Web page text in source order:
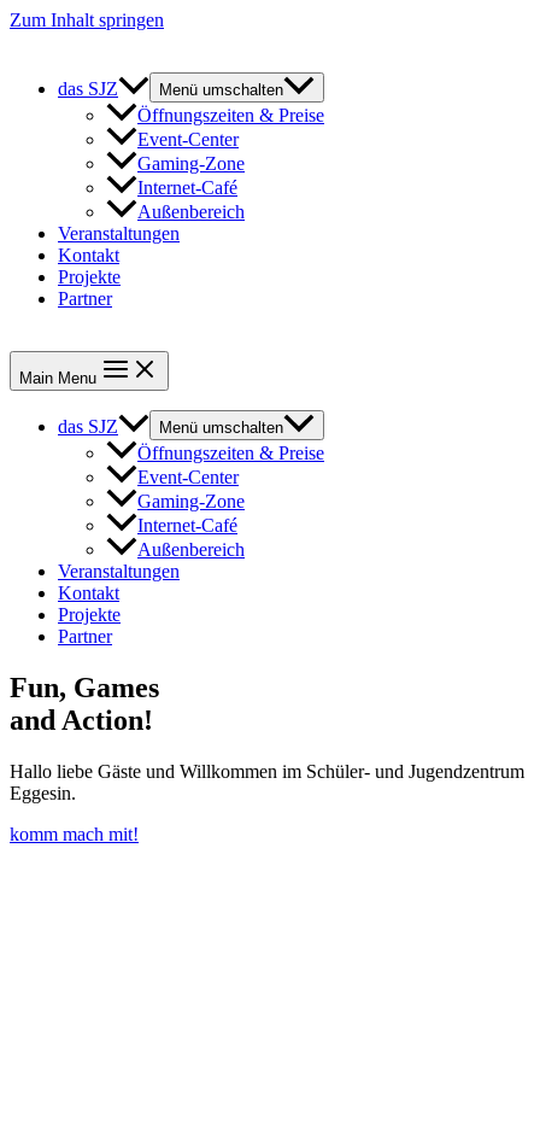
Zum Inhalt springen
das SJZ Menü umschalten
Öffnungszeiten & Preise
Event-Center
Gaming-Zone
Internet-Café
Außenbereich
Veranstaltungen
Kontakt
Projekte
Partner
Main Menu
das SJZ Menü umschalten
Öffnungszeiten & Preise
Event-Center
Gaming-Zone
Internet-Café
Außenbereich
Veranstaltungen
Kontakt
Projekte
Partner
Fun, Games
and Action!
Hallo liebe Gäste und Willkommen im Schüler- und Jugendzentrum
Eggesin.
komm mach mit!